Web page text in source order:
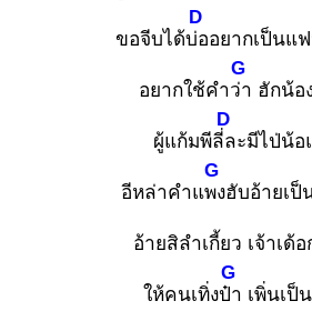
ขอจีบได้บ่อ
D
อยากเป็นแ
อยากใช้คำว่า
G
ฮักน้อ
ผู้แก้มพีลี่ล
D
ะมีไป่น้
อีหล่าคำแพง
G
ฮับอ้ายเป็
อ้ายสิลำเกี้ยว เจ้าเด้
ให้คนเทิ่งป๋า
G
เพิ่นเป็